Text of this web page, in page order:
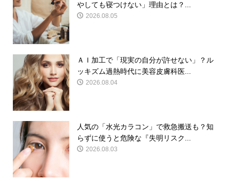
やしても寝つけない」理由とは？...
2026.08.05
ＡＩ加工で「現実の自分が許せない」？ル
ッキズム過熱時代に美容皮膚科医...
2026.08.04
人気の「水光カラコン」で救急搬送も？知
らずに使うと危険な『失明リスク...
2026.08.03